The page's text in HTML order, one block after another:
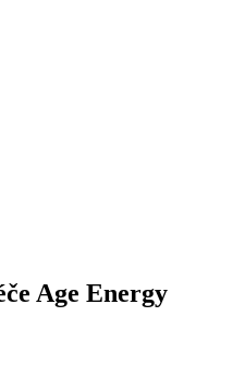
Age Energy